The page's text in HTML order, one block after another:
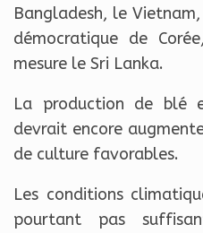
Bangladesh, le
démocratique de
mesure le Sri Lanka.
La production de blé
devrait encore
de culture favorables.
Les conditions
pourtant pas